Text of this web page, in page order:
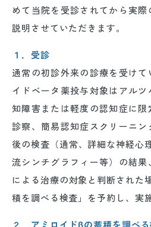
めて当院を受診されてから実
説明させていただきます。
１．受診
通常の初診外来の診療を受け
イドベータ薬投与対象はアル
知障害または軽度の認知症に限
診察、簡易認知症スクリーニ
後の検査（通常、詳細な神経心
流シンチグラフィー等）の結
による治療の対象と判断された
積を調べる検査」を予約し、実
２．アミロイドβの蓄積を調べ